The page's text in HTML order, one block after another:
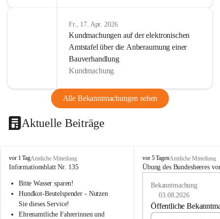
Fr., 17. Apr. 2026
Kundmachungen auf der elektronischen
Amtstafel über die Anberaumung einer
Bauverhandlung
Kundmachung
Alle Bekanntmachungen sehen
Aktuelle Beiträge
B
u
h
vor 1 TagAmtliche Mitteilung
Informationsblatt Nr. 135
Bitte Wasser sparen!
Hundkot-Beutelspender - Nutzen
Sie dieses Service!
Ehrenamtliche Fahrerinnen und
B
u
vor 5 TagenAmtliche Mitteilung
Übung des Bundesheeres
Bekanntmachung
03.08.2026
Öffentliche